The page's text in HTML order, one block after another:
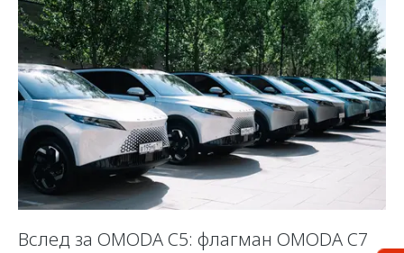
Вслед за OMODA C5: флагман OMODA C7